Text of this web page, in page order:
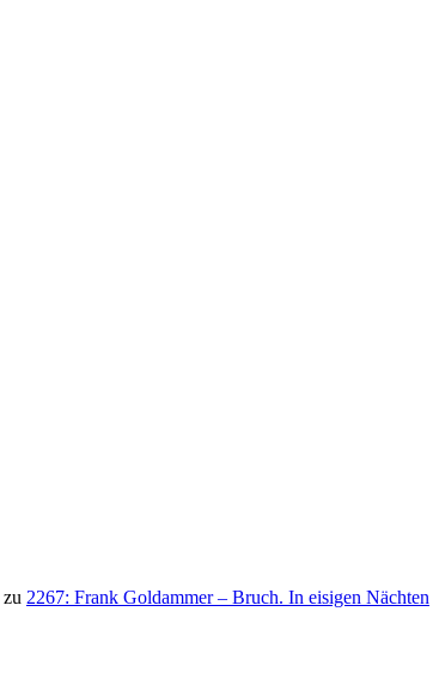
zu 2267: Frank Goldammer – Bruch. In eisigen Nächten